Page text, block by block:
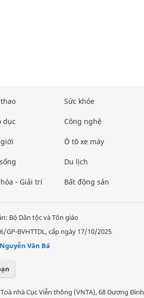
dục
- Giải trí
Sức khỏe
Công nghệ
Ô tô xe máy
Du lịch
Bất động sản
Bộ Dân tộc và Tôn giáo
GP-BVHTTDL, cấp ngày 17/10/2025
Văn Bá
nhà Cục Viễn thông (VNTA), 68 Dương Đình